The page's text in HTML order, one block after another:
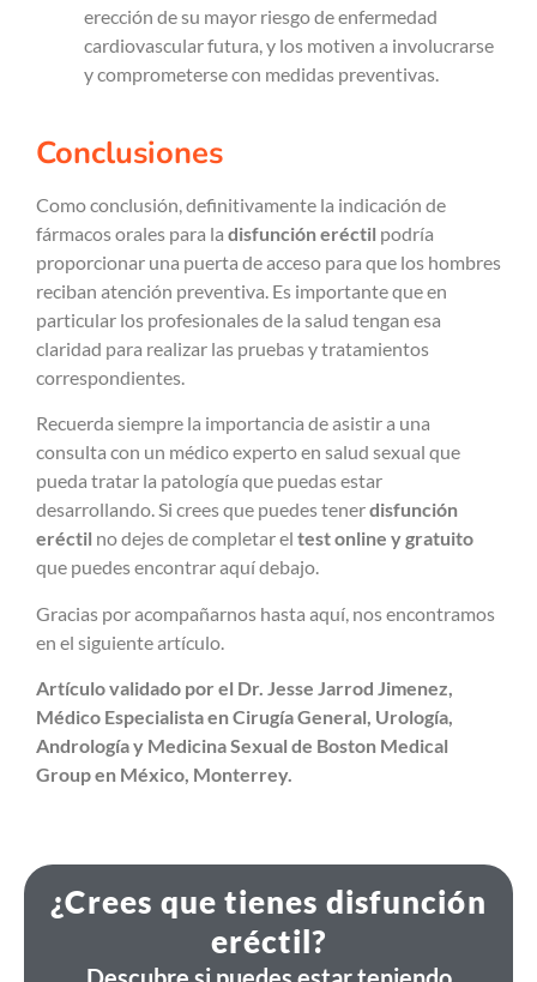
erección de su mayor riesgo de enfermedad
cardiovascular futura, y los motiven a involucrarse
y comprometerse con medidas preventivas.
Conclusiones
Como conclusión, definitivamente la indicación de
fármacos orales para la disfunción eréctil podría
proporcionar una puerta de acceso para que los hombres
reciban atención preventiva. Es importante que en
particular los profesionales de la salud tengan esa
claridad para realizar las pruebas y tratamientos
correspondientes.
Recuerda siempre la importancia de asistir a una
consulta con un médico experto en salud sexual que
pueda tratar la patología que puedas estar
desarrollando. Si crees que puedes tenerdisfunción
eréctil no dejes de completar el test online y gratuito
que puedes encontrar aquí debajo.
Gracias por acompañarnos hasta aquí, nos encontramos
en el siguiente artículo.
Artículo validado por el Dr. Jesse Jarrod Jimenez,
Médico Especialista en Cirugía General, Urología,
Andrología y Medicina Sexual de Boston Medical
Group en México, Monterrey.
¿Crees que tienes disfunción
eréctil?